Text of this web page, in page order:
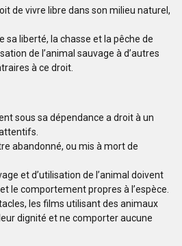
de vivre libre dans son milieu naturel,
sa liberté, la chasse et la pêche de
de l’animal sauvage à d’autres
à ce droit.
sous sa dépendance a droit à un
abandonné, ou mis à mort de
et d’utilisation de l’animal doivent
le comportement propres à l’espèce.
les films utilisant des animaux
dignité et ne comporter aucune